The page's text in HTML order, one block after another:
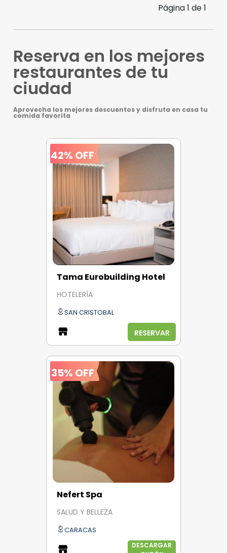
Página1 de1
Reserva en los mejores
restaurantes de tu
ciudad
Aprovecha los mejores descuentos y disfruta en casa tu
comida favorita
42% OFF
Tama Eurobuilding Hotel
HOTELERÍA
SAN CRISTOBAL
RESERVAR
35% OFF
Nefert Spa
SALUD Y BELLEZA
CARACAS
DESCARGAR